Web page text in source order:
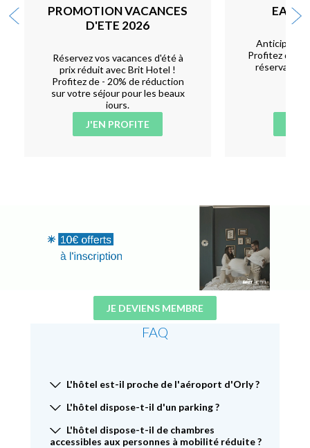
PROMOTION VACANCES
D'ETE 2026
Réservez vos vacances d'été à
prix réduit avec Brit Hotel !
Profitez de - 20% de réduction
sur votre séjour pour les beaux
jours.
J'EN PROFITE
Anticipez,
Profitez de 5
réservant
JE DEVIENS MEMBRE
FAQ
L'hôtel est-il proche de l'aéroport d'Orly ?
L'hôtel dispose-t-il d'un parking ?
L'hôtel dispose-t-il de chambres
accessibles aux personnes à mobilité réduite ?